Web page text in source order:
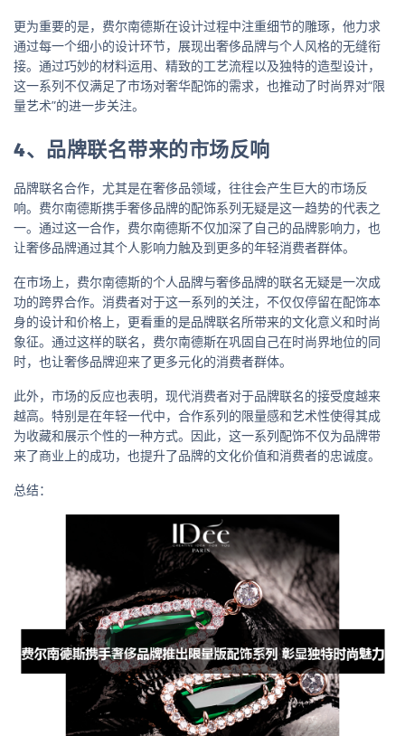
更为重要的是，费尔南德斯在设计过程中注重细节的雕琢，他力求
通过每一个细小的设计环节，展现出奢侈品牌与个人风格的无缝衔
接。通过巧妙的材料运用、精致的工艺流程以及独特的造型设计，
这一系列不仅满足了市场对奢华配饰的需求，也推动了时尚界对“限
量艺术”的进一步关注。
4、品牌联名带来的市场反响
品牌联名合作，尤其是在奢侈品领域，往往会产生巨大的市场反
响。费尔南德斯携手奢侈品牌的配饰系列无疑是这一趋势的代表之
一。通过这一合作，费尔南德斯不仅加深了自己的品牌影响力，也
让奢侈品牌通过其个人影响力触及到更多的年轻消费者群体。
在市场上，费尔南德斯的个人品牌与奢侈品牌的联名无疑是一次成
功的跨界合作。消费者对于这一系列的关注，不仅仅停留在配饰本
身的设计和价格上，更看重的是品牌联名所带来的文化意义和时尚
象征。通过这样的联名，费尔南德斯在巩固自己在时尚界地位的同
时，也让奢侈品牌迎来了更多元化的消费者群体。
此外，市场的反应也表明，现代消费者对于品牌联名的接受度越来
越高。特别是在年轻一代中，合作系列的限量感和艺术性使得其成
为收藏和展示个性的一种方式。因此，这一系列配饰不仅为品牌带
来了商业上的成功，也提升了品牌的文化价值和消费者的忠诚度。
总结：